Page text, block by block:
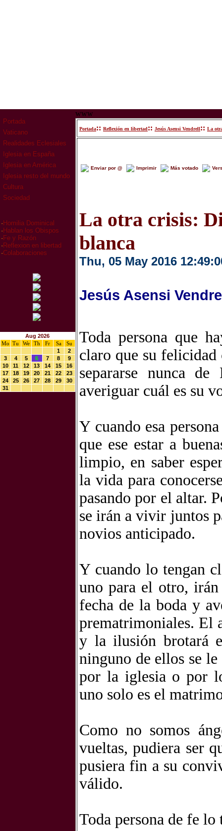
Portada
Vaticano
Realidades Eclesiales
Iglesia en España
Iglesia en América
Iglesia resto del mundo
Cultura
Sociedad
· Homilia Dominical
· Hablan los Obispos
· Fe y Razón
· Reflexion en libertad
·Colaboraciones
Aug 2026
Mo
Tu We Th Fr Sa
Su
1
2
3
4 5 6 7 8
9
10
11 12 13 14 15
16
17
18 19 20 21 22
23
24
25 26 27 28 29
30
31
www
Portada:: Reflexión en libertad:: Jesús Asensi Vendrell:: La
Enviar por @ Imprimir Más votado
La otra crisis:
blanca
Thu, 05 May 2016
Jesús Asensi
Toda persona que
claro que su felicidad
separarse nunca
averiguar cuál es su
Y cuando esa
que ese estar a
limpio, en saber
la vida para
pasando por el altar.
se irán a vivir juntos
novios anticipado.
Y cuando lo tengan
uno para el otro,
fecha de la boda y
prematrimoniales. El
y la ilusión brotará
ninguno de ellos se
por la iglesia o por
uno solo es el
Como no somos
vueltas, pudiera ser
pusiera fin a su
válido.
Toda persona de fe